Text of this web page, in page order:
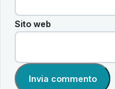
Sito web